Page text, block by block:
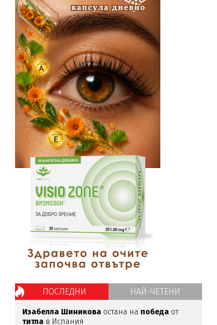
ПОСЛЕДНИ НАЙ-ЧЕТЕНИ
Изабелла Шиникова остана на победа от
титла в Испания